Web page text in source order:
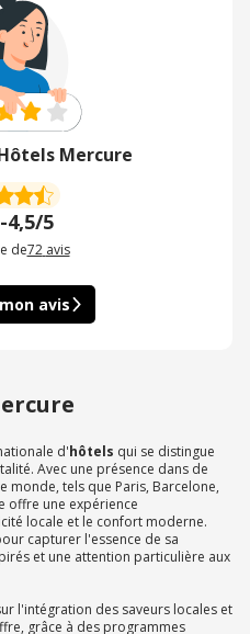
Mercure
-4,5/5
de72 avis
avis
d'hôtels qui se distingue
Avec une présence dans de
monde, tels que Paris, Barcelone,
offre une expérience
locale et le confort moderne.
capturer l'essence de sa
et une attention particulière aux
l'intégration des saveurs locales et
grâce à des programmes